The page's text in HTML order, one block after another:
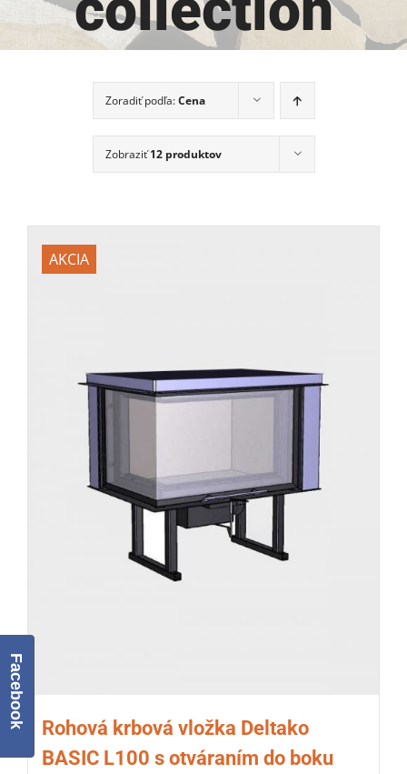
Zoradiť podľa:Cena
Zobraziť12 produktov
AKCIA
Rohová krbová vložka Deltako
BASIC L100 s otváraním do boku
Facebook